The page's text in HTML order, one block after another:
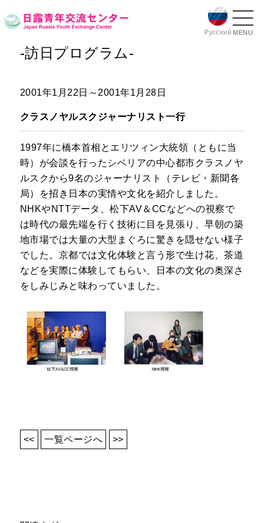
MENU
-訪日プログラム-
2001年1月22日～2001年1月28日
クラスノヤルスクジャーナリスト一行
1997年に橋本首相とエリツィン大統領（ともに当
時）が会談を行ったシベリアの中心都市クラスノヤ
ルスクから9名のジャーナリスト（テレビ・新聞各
局）を招き日本の実情や文化を紹介しました。
NHKやNTTデータ、松下AV＆CCなどへの視察で
は時代の最先端を行く技術に目を見張り、早朝の築
地市場では大量の大型まぐろに驚きを隠せない様子
でした。京都では文化体験と言う形で生け花、茶道
などを実際に体験してもらい、日本の文化の奥深さ
をしみじみと味わっていました。
<< 一覧ページへ >>